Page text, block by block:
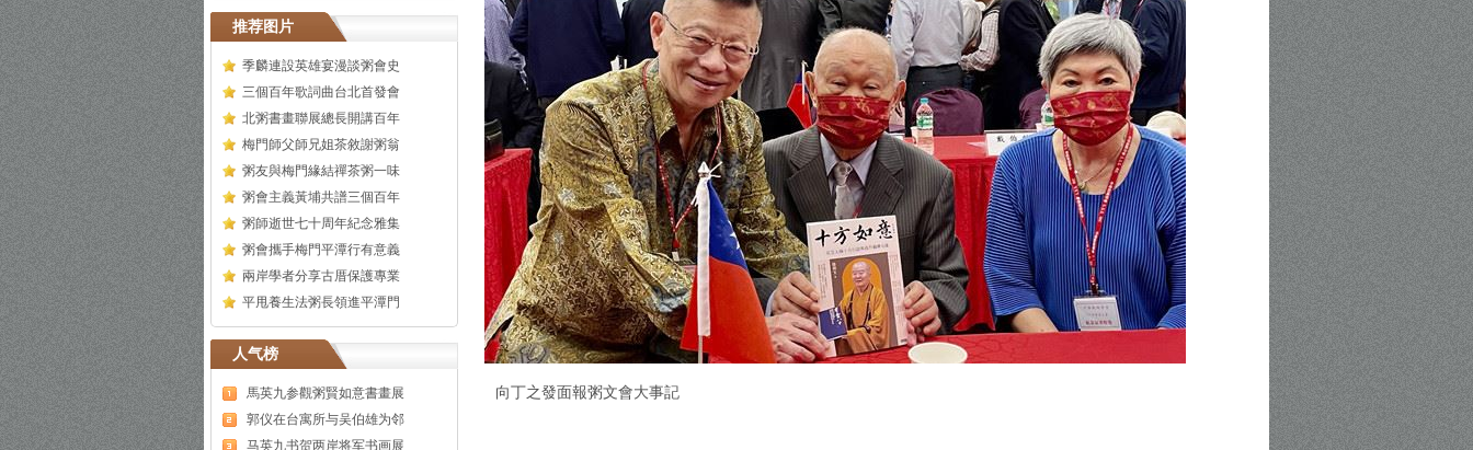
推荐图片
季麟連設英雄宴漫談粥會史
三個百年歌詞曲台北首發會
北粥書畫聯展總長開講百年
梅門師父師兄姐茶敘謝粥翁
粥友與梅門緣結禪茶粥一味
粥會主義黃埔共譜三個百年
粥師逝世七十周年紀念雅集
粥會攜手梅門平潭行有意義
兩岸學者分享古厝保護專業
平甩養生法粥長領進平潭門
人气榜
馬英九参觀粥賢如意書畫展
郭仪在台寓所与吴伯雄为邻
马英九书贺两岸将军书画展
向丁之發面報粥文會大事記